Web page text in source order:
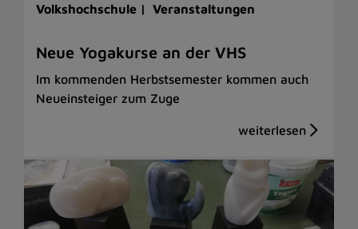
Volkshochschule | Veranstaltungen
Neue Yogakurse an der VHS
Im kommenden Herbstsemester kommen auch
Neueinsteiger zum Zuge